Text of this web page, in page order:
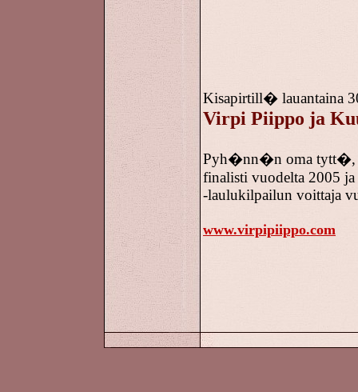
Kisapirtill� lauantaina
Virpi Piippo ja
Pyh�nn�n oma tytt�,
finalisti vuodelta 2005
-laulukilpailun voittaja
www.virpipiippo.com